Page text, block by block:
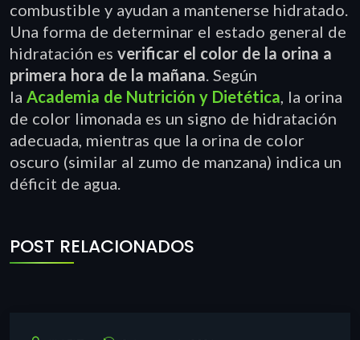
combustible y ayudan a mantenerse hidratado.
Una forma de determinar el estado general de
hidratación es verificar el color de la orina a
primera hora de la mañana. Según
la Academia de Nutrición y Dietética, la orina
de color limonada es un signo de hidratación
adecuada, mientras que la orina de color
oscuro (similar al zumo de manzana) indica un
déficit de agua.
POST RELACIONADOS